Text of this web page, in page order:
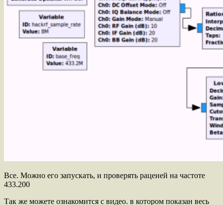
Все. Можно его запускать, и проверять рацеией на частоте
433.200
Так же можете ознакомится с видео. в котором показан весь